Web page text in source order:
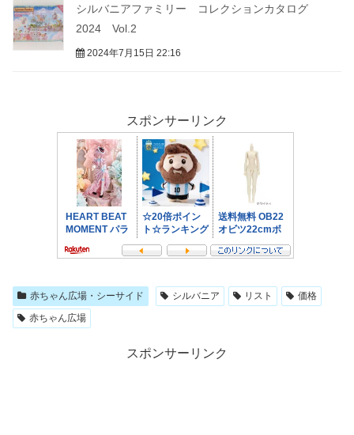
シルバニアファミリー コレクションカタログ
2024 Vol.2
2024年7月15日 22:16
スポンサーリンク
赤ちゃん広場・シーサイド シルバニア リスト
価格
赤ちゃん広場
スポンサーリンク